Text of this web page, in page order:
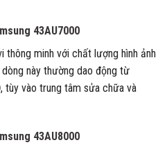
43AU7000
thông minh với chất lượng hình ảnh
dòng này thường dao động từ
, tùy vào trung tâm sửa chữa và
43AU8000